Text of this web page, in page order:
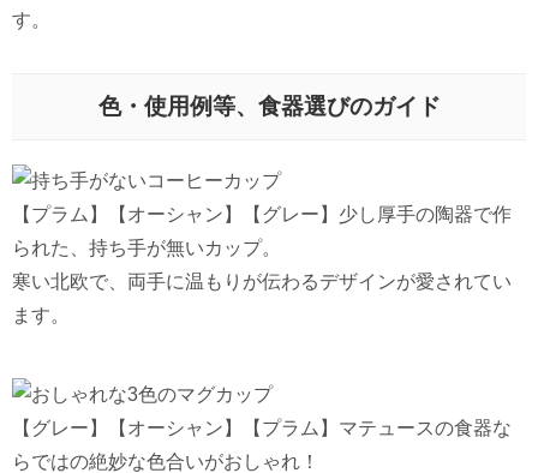
す。
色・使用例等、食器選びのガイド
【プラム】【オーシャン】【グレー】少し厚手の陶器で作
られた、持ち手が無いカップ。
寒い北欧で、両手に温もりが伝わるデザインが愛されてい
ます。
【グレー】【オーシャン】【プラム】マテュースの食器な
らではの絶妙な色合いがおしゃれ！